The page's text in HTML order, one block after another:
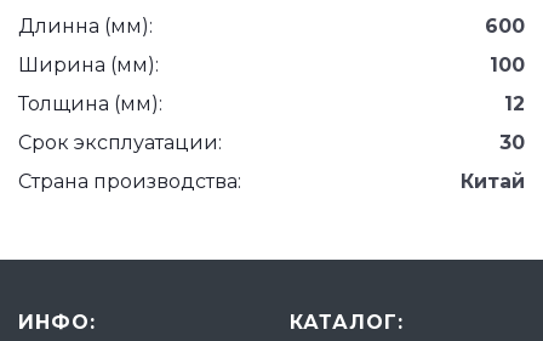
Длинна (мм):
600
Ширина (мм):
100
Толщина (мм):
12
Срок эксплуатации:
30
Страна производства:
Китай
ИНФО:
КАТАЛОГ: